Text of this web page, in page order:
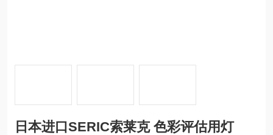
日本进口SERIC索莱克 色彩评估用灯